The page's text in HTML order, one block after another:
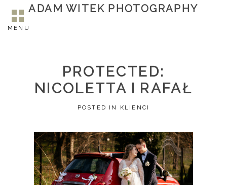
MENU
ADAM WITEK PHOTOGRAPHY
PROTECTED:
NICOLETTA I RAFAŁ
POSTED IN KLIENCI